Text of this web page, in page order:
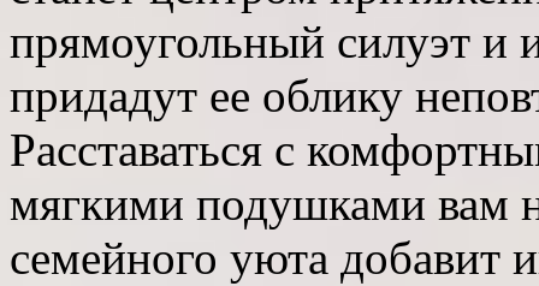
прямоугольный силуэт и
придадут ее облику
Расставаться с
мягкими подушками вам
семейного уюта добавит